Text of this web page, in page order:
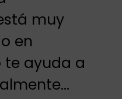
muy
en
te ayuda a